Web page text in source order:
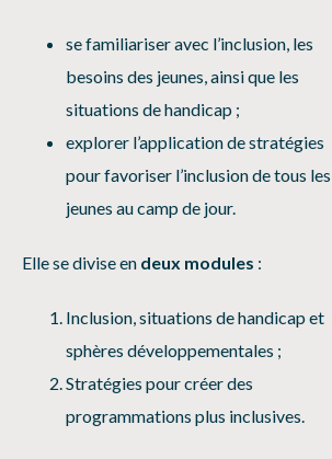
se familiariser avec l’inclusion, les
besoins des jeunes, ainsi que les
situations de handicap ;
explorer l’application de stratégies
pour favoriser l’inclusion de tous les
jeunes au camp de jour.
Elle se divise en deux modules :
Inclusion, situations de handicap et
sphères développementales ;
Stratégies pour créer des
programmations plus inclusives.